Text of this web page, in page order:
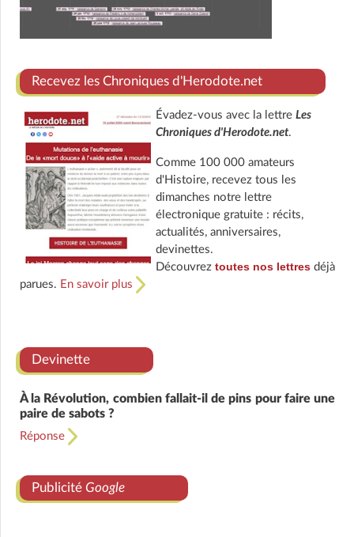
Recevez les Chroniques d'Herodote.net
Évadez-vous avec la lettre Les
Chroniques d'Herodote.net.
Comme 100 000 amateurs
d'Histoire, recevez tous les
dimanches notre lettre
électronique gratuite : récits,
actualités, anniversaires,
devinettes.
Découvrez toutes nos lettresdéjà
parues. En savoir plus
Devinette
À la Révolution, combien fallait-il de pins pour faire une
paire de sabots ?
Réponse
Publicité Google